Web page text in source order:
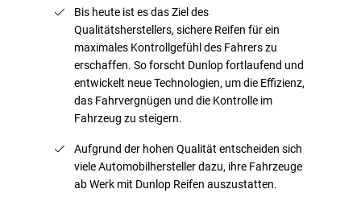
Bis heute ist es das Ziel des
Qualitätsherstellers, sichere Reifen für ein
maximales Kontrollgefühl des Fahrers zu
erschaffen. So forscht Dunlop fortlaufend und
entwickelt neue Technologien, um die Effizienz,
das Fahrvergnügen und die Kontrolle im
Fahrzeug zu steigern.
Aufgrund der hohen Qualität entscheiden sich
viele Automobilhersteller dazu, ihre Fahrzeuge
ab Werk mit Dunlop Reifen auszustatten.